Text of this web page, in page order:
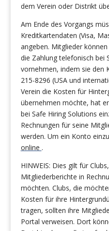
dem Verein oder Distrikt
Am Ende des Vorgangs
Kreditkartendaten (Visa,
angeben. Mitglieder
die Zahlung telefonisch bei
vornehmen, indem sie den
215-8296 (USA und
Verein die Kosten für
übernehmen möchte, hat
bei Safe Hiring Solutions
Rechnungen für seine
werden. Um ein Konto
online .
HINWEIS: Dies gilt für
Mitgliederberichte in
möchten. Clubs, die
Kosten für ihre
tragen, sollten ihre
Portal verweisen. Dort